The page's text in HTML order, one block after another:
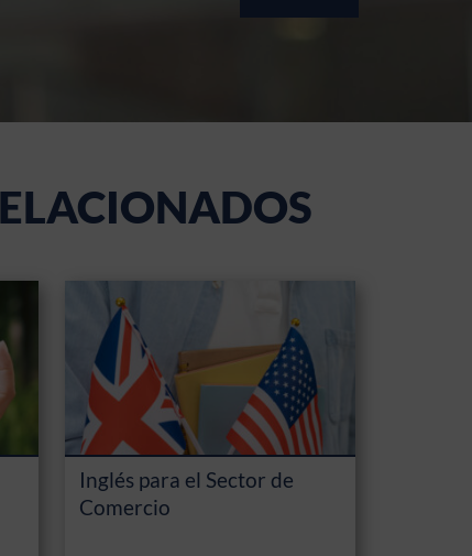
Inglés para el Sector de
Comercio